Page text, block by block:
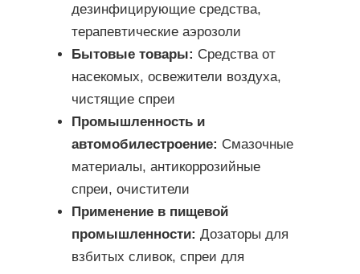
дезинфицирующие средства,
терапевтические аэрозоли
Бытовые товары: Средства от
насекомых, освежители воздуха,
чистящие спреи
Промышленность и
автомобилестроение: Смазочные
материалы, антикоррозийные
спреи, очистители
Применение в пищевой
промышленности: Дозаторы для
взбитых сливок, спреи для